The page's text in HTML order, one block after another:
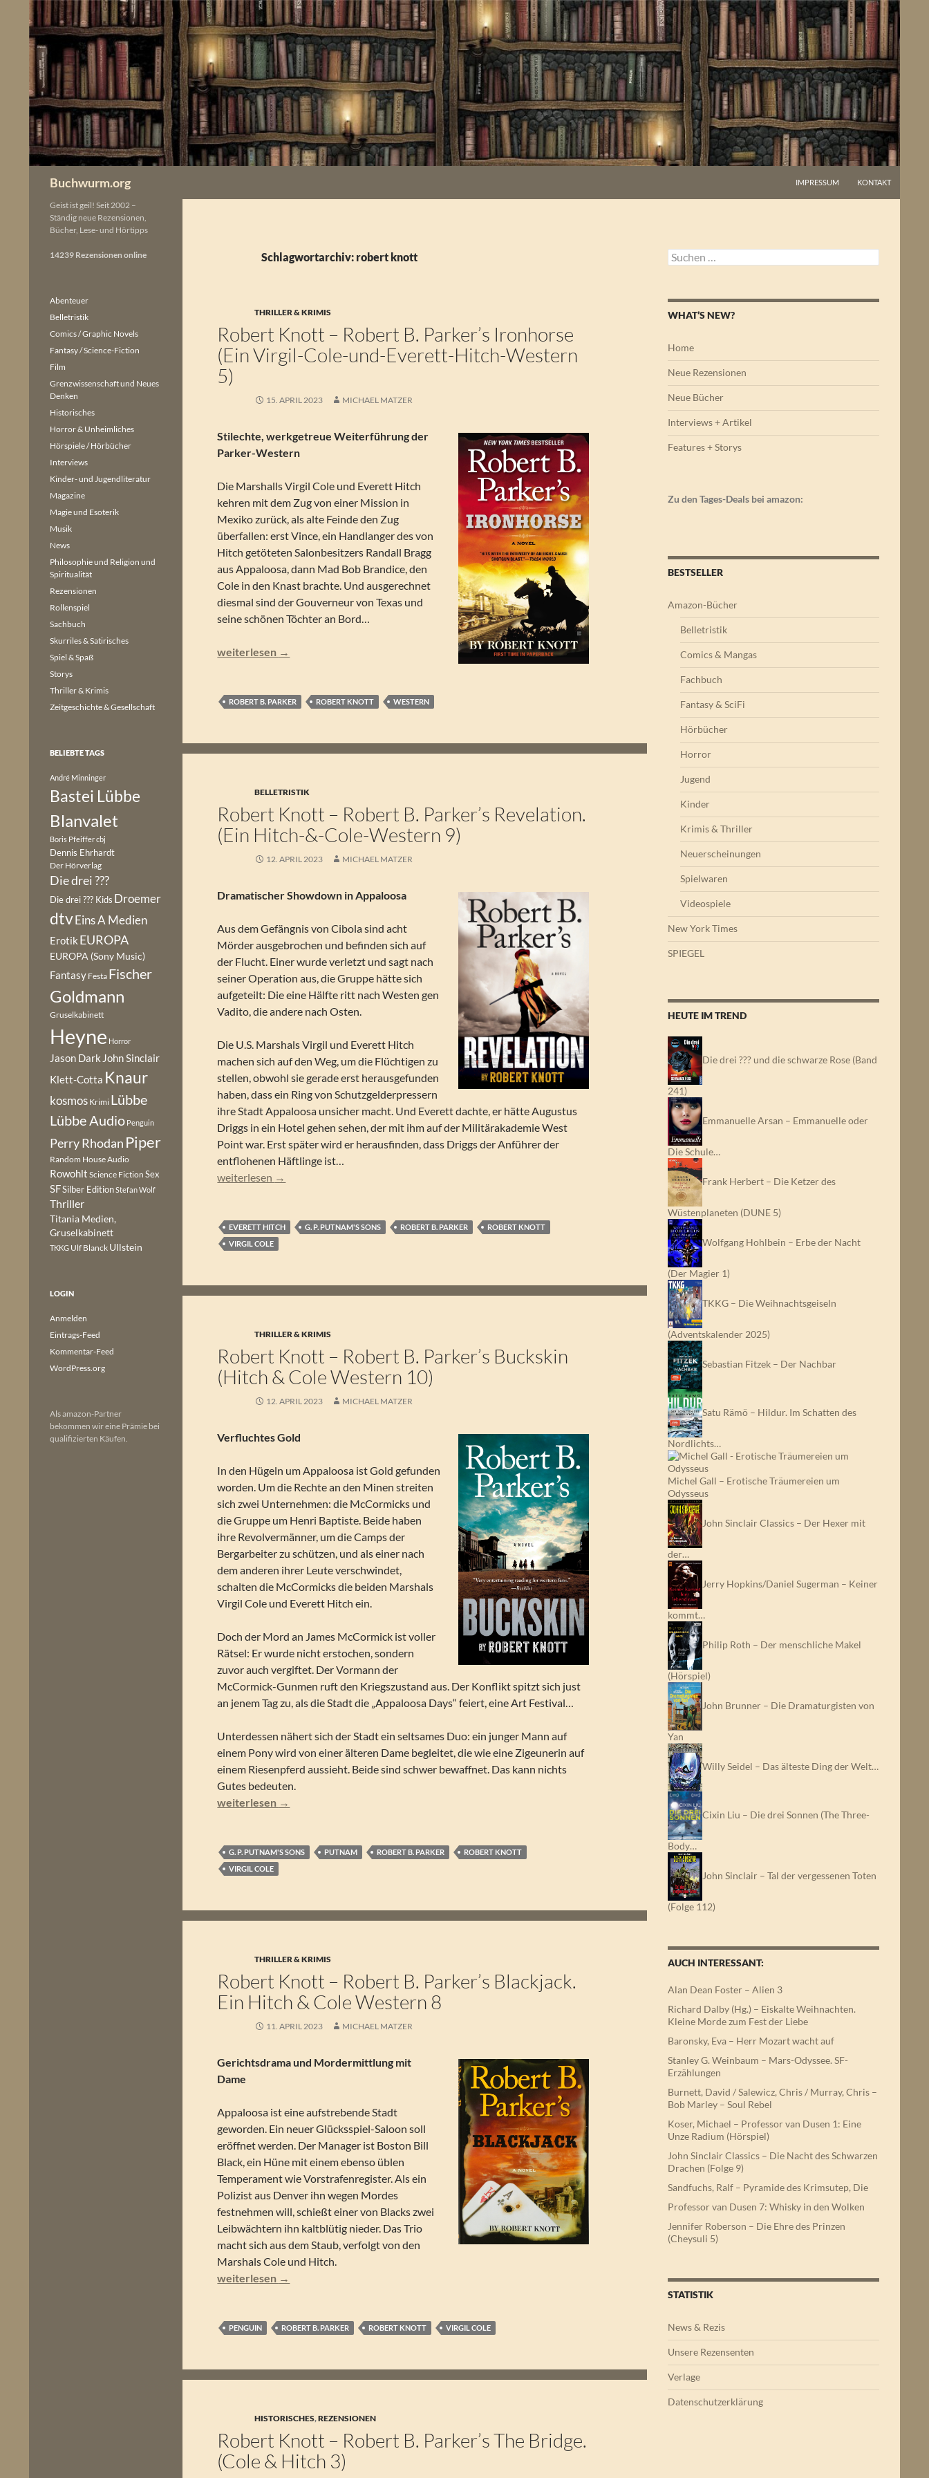
springen
Buchwurm.org IMPRESSUM KONTAKT
Schlagwortarchiv: robert knott
THRILLER & KRIMIS
Robert Knott – Robert B. Parker’s Ironhorse
(Ein Virgil-Cole-und-Everett-Hitch-Western
5)
15. APRIL 2023 MICHAEL MATZER
Stilechte, werkgetreue Weiterführung der
Parker-Western
Die Marshalls Virgil Cole und Everett Hitch
kehren mit dem Zug von einer Mission in
Mexiko zurück, als alte Feinde den Zug
überfallen: erst Vince, ein Handlanger des von
Hitch getöteten Salonbesitzers Randall Bragg
aus Appaloosa, dann Mad Bob Brandice, den
Cole in den Knast brachte. Und ausgerechnet
diesmal sind der Gouverneur von Texas und
seine schönen Töchter an Bord…
Robert Knott – Robert B. Parker’s Ironhorse (Ein Virgil-Cole-und-Everett-Hitch-Western 5)
weiterlesen →
ROBERT B. PARKER ROBERT KNOTT WESTERN
BELLETRISTIK
Robert Knott – Robert B. Parker’s Revelation.
(Ein Hitch-&-Cole-Western 9)
12. APRIL 2023 MICHAEL MATZER
Dramatischer Showdown in Appaloosa
Aus dem Gefängnis von Cibola sind acht
Mörder ausgebrochen und befinden sich auf
der Flucht. Einer wurde verletzt und sagt nach
seiner Operation aus, die Gruppe hätte sich
aufgeteilt: Die eine Hälfte ritt nach Westen gen
Vadito, die andere nach Osten.
Die U.S. Marshals Virgil und Everett Hitch
machen sich auf den Weg, um die Flüchtigen zu
stellen, obwohl sie gerade erst herausgefunden
haben, dass ein Ring von Schutzgelderpressern
ihre Stadt Appaloosa unsicher macht. Und Everett dachte, er hätte Augustus
Driggs in ein Hotel gehen sehen, der mit ihm auf der Militärakademie West
Point war. Erst später wird er herausfinden, dass Driggs der Anführer der
entflohenen Häftlinge ist…
Robert Knott – Robert B. Parker’s Revelation. (Ein Hitch-&-Cole-Western 9)
weiterlesen →
EVERETT HITCH G. P. PUTNAM'S SONS ROBERT B. PARKER
ROBERT KNOTT
VIRGIL COLE
THRILLER & KRIMIS
Robert Knott – Robert B. Parker’s Buckskin
(Hitch & Cole Western 10)
12. APRIL 2023 MICHAEL MATZER
Verfluchtes Gold
In den Hügeln um Appaloosa ist Gold gefunden
worden. Um die Rechte an den Minen streiten
sich zwei Unternehmen: die McCormicks und
die Gruppe um Henri Baptiste. Beide haben
ihre Revolvermänner, um die Camps der
Bergarbeiter zu schützen, und als einer nach
dem anderen ihrer Leute verschwindet,
schalten die McCormicks die beiden Marshals
Virgil Cole und Everett Hitch ein.
Doch der Mord an James McCormick ist voller
Rätsel: Er wurde nicht erstochen, sondern
zuvor auch vergiftet. Der Vormann der
McCormick-Gunmen ruft den Kriegszustand aus. Der Konflikt spitzt sich just
an jenem Tag zu, als die Stadt die „Appaloosa Days“ feiert, eine Art Festival…
Unterdessen nähert sich der Stadt ein seltsames Duo: ein junger Mann auf
einem Pony wird von einer älteren Dame begleitet, die wie eine Zigeunerin auf
einem Riesenpferd aussieht. Beide sind schwer bewaffnet. Das kann nichts
Gutes bedeuten.
Robert Knott – Robert B. Parker’s Buckskin (Hitch & Cole Western 10)
weiterlesen →
G. P. PUTNAM'S SONS PUTNAM ROBERT B. PARKER
ROBERT KNOTT
VIRGIL COLE
THRILLER & KRIMIS
Robert Knott – Robert B. Parker’s Blackjack.
Ein Hitch & Cole Western 8
11. APRIL 2023 MICHAEL MATZER
Gerichtsdrama und Mordermittlung mit
Dame
Appaloosa ist eine aufstrebende Stadt
geworden. Ein neuer Glücksspiel-Saloon soll
eröffnet werden. Der Manager ist Boston Bill
Black, ein Hüne mit einem ebenso üblen
Temperament wie Vorstrafenregister. Als ein
Polizist aus Denver ihn wegen Mordes
festnehmen will, schießt einer von Blacks zwei
Leibwächtern ihn kaltblütig nieder. Das Trio
macht sich aus dem Staub, verfolgt von den
Marshals Cole und Hitch.
Robert Knott – Robert B. Parker’s Blackjack. Ein Hitch & Cole Western 8
weiterlesen →
PENGUIN ROBERT B. PARKER ROBERT KNOTT VIRGIL COLE
HISTORISCHES,REZENSIONEN
Robert Knott – Robert B. Parker’s The Bridge.
(Cole & Hitch 3)
Suchen
nach:
WHAT’S NEW?
Home
Neue Rezensionen
Neue Bücher
Interviews + Artikel
Features + Storys
Zu den Tages-Deals bei amazon:
BESTSELLER
Amazon-Bücher
Belletristik
Comics & Mangas
Fachbuch
Fantasy & SciFi
Hörbücher
Horror
Jugend
Kinder
Krimis & Thriller
Neuerscheinungen
Spielwaren
Videospiele
New York Times
SPIEGEL
HEUTE IM TREND
Die drei ??? und die schwarze Rose (Band
241)
Emmanuelle Arsan – Emmanuelle oder
Die Schule…
Frank Herbert – Die Ketzer des
Wüstenplaneten (DUNE 5)
Wolfgang Hohlbein – Erbe der Nacht
(Der Magier 1)
TKKG – Die Weihnachtsgeiseln
(Adventskalender 2025)
Sebastian Fitzek – Der Nachbar
Satu Rämö – Hildur. Im Schatten des
Nordlichts…
Michel Gall – Erotische Träumereien um
Odysseus
John Sinclair Classics – Der Hexer mit
der…
Jerry Hopkins/Daniel Sugerman – Keiner
kommt…
Philip Roth – Der menschliche Makel
(Hörspiel)
John Brunner – Die Dramaturgisten von
Yan
Willy Seidel – Das älteste Ding der Welt…
Cixin Liu – Die drei Sonnen (The Three-
Body…
John Sinclair – Tal der vergessenen Toten
(Folge 112)
AUCH INTERESSANT:
Alan Dean Foster – Alien 3
Richard Dalby (Hg.) – Eiskalte Weihnachten.
Kleine Morde zum Fest der Liebe
Baronsky, Eva – Herr Mozart wacht auf
Stanley G. Weinbaum – Mars-Odyssee. SF-
Erzählungen
Burnett, David / Salewicz, Chris / Murray, Chris –
Bob Marley – Soul Rebel
Koser, Michael – Professor van Dusen 1: Eine
Unze Radium (Hörspiel)
John Sinclair Classics – Die Nacht des Schwarzen
Drachen (Folge 9)
Sandfuchs, Ralf – Pyramide des Krimsutep, Die
Professor van Dusen 7: Whisky in den Wolken
Jennifer Roberson – Die Ehre des Prinzen
(Cheysuli 5)
STATISTIK
News & Rezis
Unsere Rezensenten
Verlage
Datenschutzerklärung
Geist ist geil! Seit 2002 –
Ständig neue Rezensionen,
Bücher, Lese- und Hörtipps
14239 Rezensionen online
Abenteuer
Belletristik
Comics / Graphic Novels
Fantasy / Science-Fiction
Film
Grenzwissenschaft und Neues
Denken
Historisches
Horror & Unheimliches
Hörspiele / Hörbücher
Interviews
Kinder- und Jugendliteratur
Magazine
Magie und Esoterik
Musik
News
Philosophie und Religion und
Spiritualität
Rezensionen
Rollenspiel
Sachbuch
Skurriles & Satirisches
Spiel & Spaß
Storys
Thriller & Krimis
Zeitgeschichte & Gesellschaft
BELIEBTE TAGS
André Minninger
Bastei Lübbe
Blanvalet
Boris Pfeiffercbj
Dennis Ehrhardt
Der Hörverlag
Die drei ???
Die drei ??? Kids Droemer
dtvEins A Medien
Erotik EUROPA
EUROPA (Sony Music)
Fantasy Festa Fischer
Goldmann
Gruselkabinett
Heyne Horror
Jason Dark John Sinclair
Klett-Cotta Knaur
kosmos Krimi Lübbe
Lübbe Audio Penguin
Perry Rhodan Piper
Random House Audio
Rowohlt Science Fiction Sex
SFSilber EditionStefan Wolf
Thriller
Titania Medien,
Gruselkabinett
TKKG Ulf Blanck Ullstein
LOGIN
Anmelden
Eintrags-Feed
Kommentar-Feed
WordPress.org
Als amazon-Partner
bekommen wir eine Prämie bei
qualifizierten Käufen.